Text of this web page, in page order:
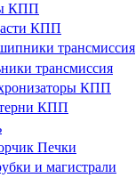
КПП
КПП
трансмиссия
трансмиссия
КПП
КПП
Печки
и магистрали